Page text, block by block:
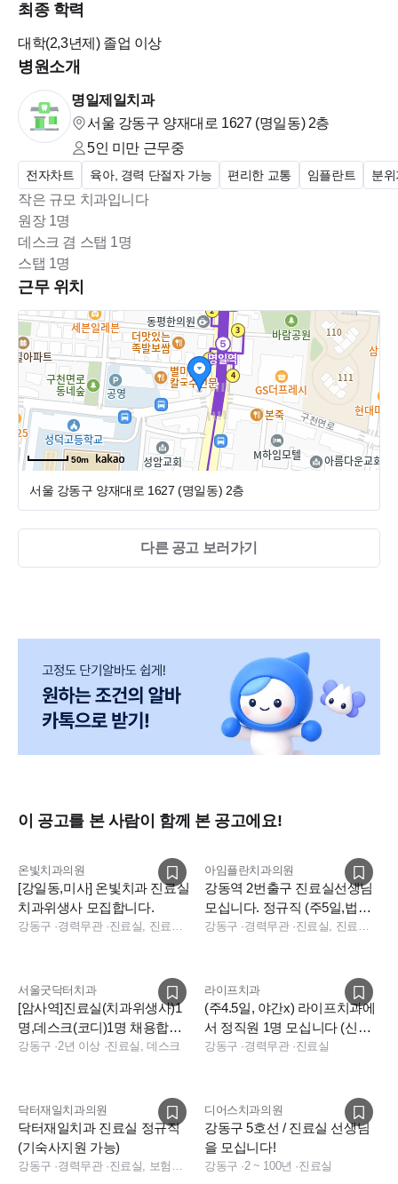
최종 학력
대학(2,3년제)졸업 이상
병원소개
명일제일치과
서울 강동구 양재대로 1627 (명일동) 2층
5인 미만 근무중
전자차트 육아, 경력 단절자 가능 편리한 교통 임플란트 분
작은 규모 치과입니다
원장 1명
데스크 겸 스탭 1명
스탭 1명
근무 위치
50m
서울 강동구 양재대로 1627 (명일동) 2층
다른 공고 보러가기
이 공고를 본 사람이 함께 본 공고에요!
온빛치과의원
[강일동,미사] 온빛치과 진료실
치과위생사 모집합니다.
강동구 ·경력무관·
아임플란치과의원
강동역 2번출구 진료실선생님
모십니다. 정규직 (주5일,법정
연차)
강동구 ·경력무관·
서울굿닥터치과
[암사역]진료실(치과위생사)1
명,데스크(코디)1명 채용합니
다
강동구 ·2년 이상 ·진료실, 데스크
라이프치과
(주4.5일, 야간x) 라이프치과에
서 정직원 1명 모십니다 (신입
환영, 교정어시경력우대)
강동구 ·경력무관·진료실
닥터재일치과의원
닥터재일치과 진료실 정규직
(기숙사지원 가능)
강동구 ·경력무관·
디어스치과의원
강동구 5호선 / 진료실 선생님
을 모십니다!
강동구 ·2 ~ 100년 ·진료실